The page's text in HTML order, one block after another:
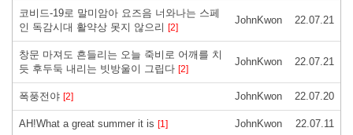
코비드-19로 말미암아 요즈음 너와나는 스페
인 독감시대 활약상 못지 않으리 [2]
JohnKwon 22.07.21
창문 마져도 흔들리는 오늘 죽비로 어깨를 치
듯 후두둑 내리는 빗방울이 그립다 [2]
JohnKwon 22.07.21
폭풍전야 [2] JohnKwon 22.07.20
AH!What a great summer it is [1] JohnKwon 22.07.11